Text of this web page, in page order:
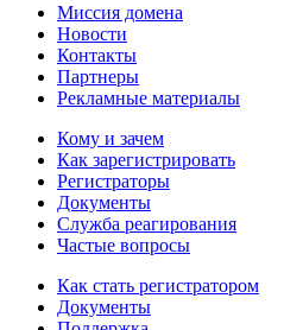
Миссия домена
Новости
Контакты
Партнеры
Рекламные материалы
Кому и зачем
Как зарегистрировать
Регистраторы
Документы
Служба реагирования
Частые вопросы
Как стать регистратором
Документы